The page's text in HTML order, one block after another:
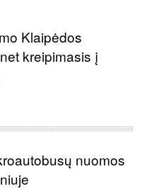
Klaipėdos
kreipimasis į
nuomos